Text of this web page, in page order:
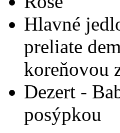
Hlavné
preliate
koreňovou
Dezert -
posýpkou